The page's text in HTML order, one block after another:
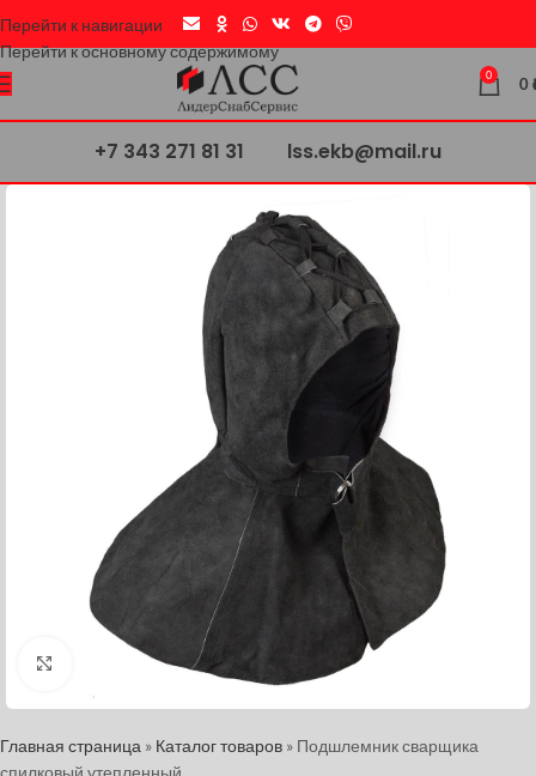
Перейти к навигации
Перейти к основному содержимому
0 0
+7 343 271 81 31 lss.ekb@mail.ru
Нажмите, чтобы увеличить
Главная страница » Каталог товаров » Подшлемник сварщика
спилковый утепленный